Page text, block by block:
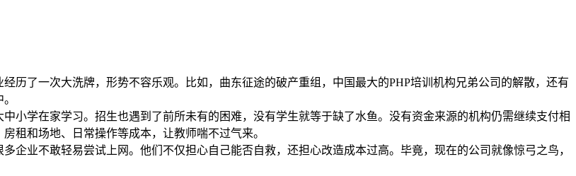
历了一次大洗牌，形势不容乐观。比如，曲东征途的破产重组，中国最大的PHP培训机构兄弟公司的解散，还有
小学在家学习。招生也遇到了前所未有的困难，没有学生就等于缺了水鱼。没有资金来源的机构仍需继续支付相
租和场地、日常操作等成本，让教师喘不过气来。
企业不敢轻易尝试上网。他们不仅担心自己能否自救，还担心改造成本过高。毕竟，现在的公司就像惊弓之鸟，